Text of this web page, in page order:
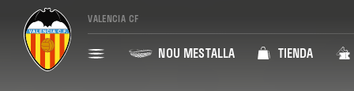
VALENCIA CF
NOU MESTALLA TIENDA